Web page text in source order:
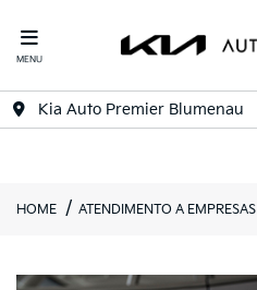
MENU
Kia Auto Premier Blumenau
HOME ATENDIMENTO A EMPRESAS